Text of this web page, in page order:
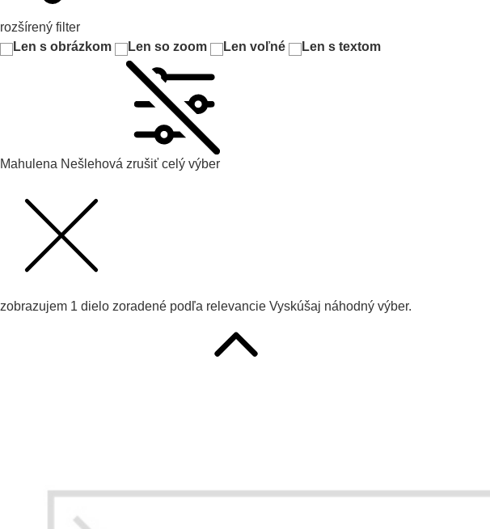
rozšírený filter
Len s obrázkom
Len so zoom Len voľné Len s textom
Mahulena Nešlehová zrušiť celý výber
zobrazujem 1 dielo zoradené podľa relevancie Vyskúšaj náhodný výber.